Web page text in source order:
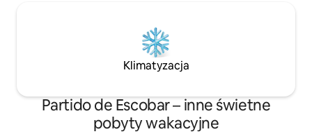
Klimatyzacja
Partido de Escobar – inne świetne
pobyty wakacyjne